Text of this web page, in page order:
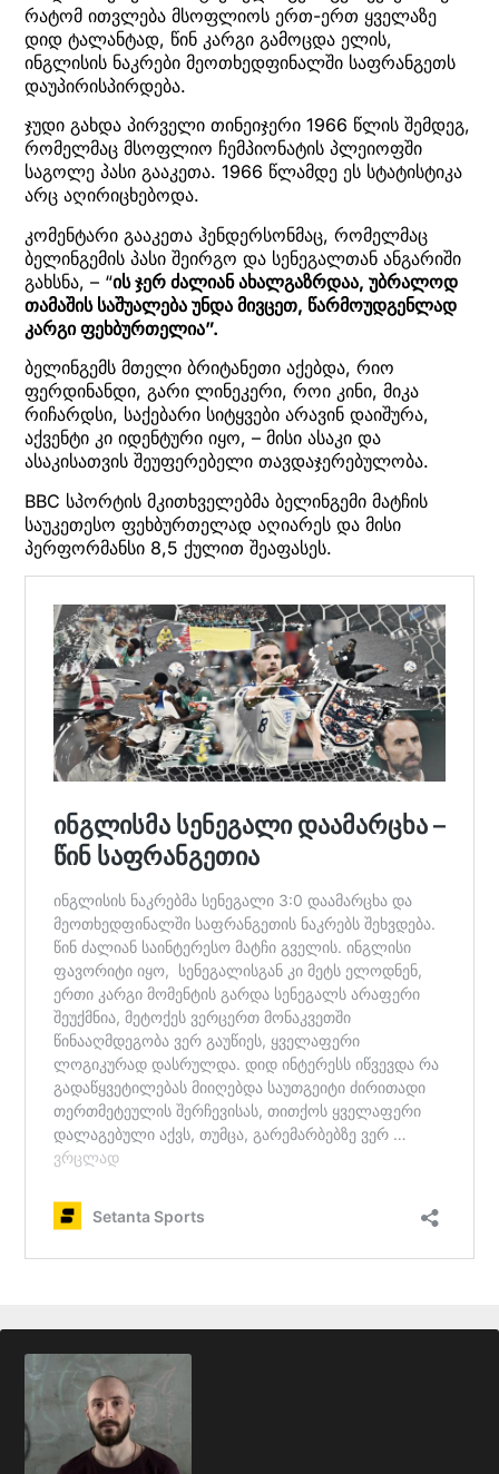
რატომ ითვლება მსოფლიოს ერთ-ერთ ყველაზე
დიდ ტალანტად, წინ კარგი გამოცდა ელის,
ინგლისის ნაკრები მეოთხედფინალში საფრანგეთს
დაუპირისპირდება.
ჯუდი გახდა პირველი თინეიჯერი 1966 წლის შემდეგ,
რომელმაც მსოფლიო ჩემპიონატის პლეიოფში
საგოლე პასი გააკეთა. 1966 წლამდე ეს სტატისტიკა
არც აღირიცხებოდა.
კომენტარი გააკეთა ჰენდერსონმაც, რომელმაც
ბელინგემის პასი შეირგო და სენეგალთან ანგარიში
გახსნა, – “ის ჯერ ძალიან ახალგაზრდაა, უბრალოდ
თამაშის საშუალება უნდა მივცეთ, წარმოუდგენლად
კარგი ფეხბურთელია”.
ბელინგემს მთელი ბრიტანეთი აქებდა, რიო
ფერდინანდი, გარი ლინეკერი, როი კინი, მიკა
რიჩარდსი, საქებარი სიტყვები არავინ დაიშურა,
აქვენტი კი იდენტური იყო, – მისი ასაკი და
ასაკისათვის შეუფერებელი თავდაჯერებულობა.
BBC სპორტის მკითხველებმა ბელინგემი მატჩის
საუკეთესო ფეხბურთელად აღიარეს და მისი
პერფორმანსი 8,5 ქულით შეაფასეს.